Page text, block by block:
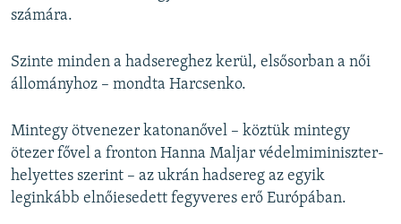
számára.
Szinte minden a hadsereghez kerül, elsősorban a női
állományhoz – mondta Harcsenko.
Mintegy ötvenezer katonanővel – köztük mintegy
ötezer fővel a fronton Hanna Maljar védelmiminiszter-
helyettes szerint – az ukrán hadsereg az egyik
leginkább elnőiesedett fegyveres erő Európában.